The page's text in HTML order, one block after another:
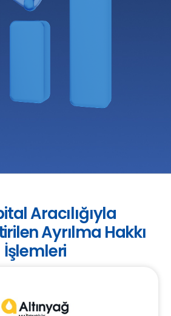
Aracılığıyla
Ayrılma Hakkı
İşlemleri